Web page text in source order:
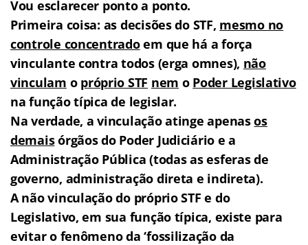
Vou esclarecer ponto a ponto.
Primeira coisa: as decisões do STF, mesmo no
controle concentradoem que há a força
vinculante contra todos (erga omnes), não
vinculam o próprio STF nem o Poder Legislativo
na função típica de legislar.
Na verdade, a vinculação atinge apenasos
demaisórgãos do Poder Judiciário e a
Administração Pública (todas as esferas de
governo, administração direta e indireta).
A não vinculação do próprio STF e do
Legislativo, em sua função típica, existe para
evitar o fenômeno da ‘fossilização da